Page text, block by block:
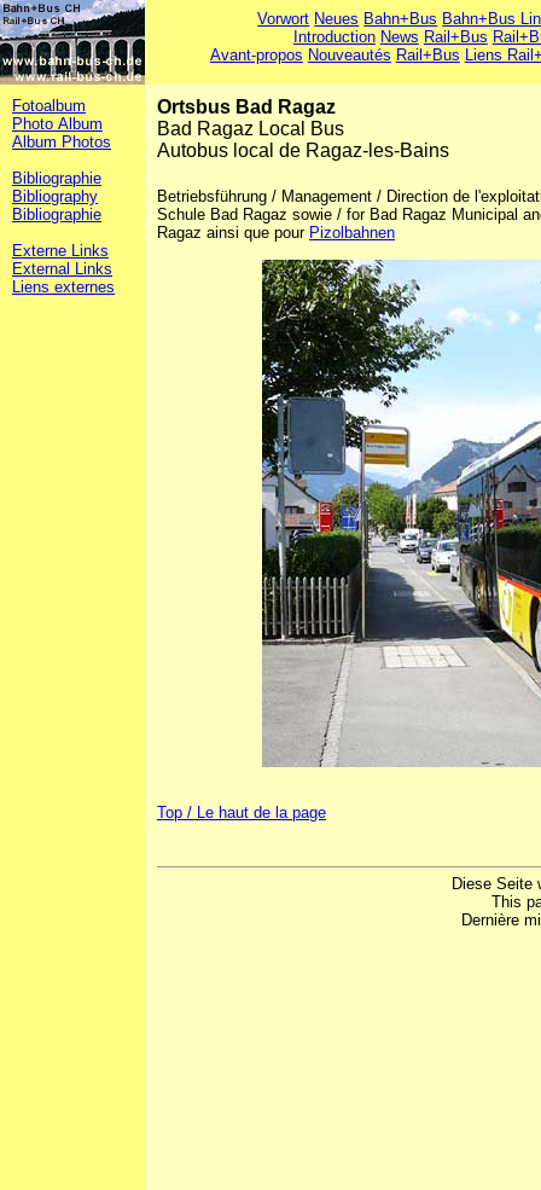
Vorwort Neues Bahn+Bus Bahn+Bus
Introduction News Rail+Bus
Avant-propos Nouveautés Rail+Bus Liens
Fotoalbum
Photo Album
Album Photos
Bibliographie
Bibliography
Bibliographie
Externe Links
External Links
Liens externes
Ortsbus Bad Ragaz
Bad Ragaz Local Bus
Autobus local de Ragaz-les-Bains
Betriebsführung / Management / Direction de
Schule Bad Ragaz sowie / for Bad Ragaz Municipal
Ragaz ainsi que pour Pizolbahnen
Top / Le haut de la page
Diese Seite
This
Dernière